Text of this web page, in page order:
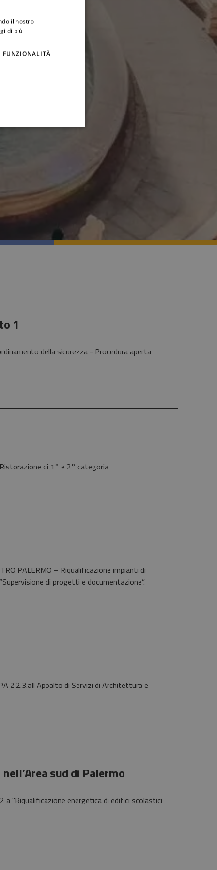
1
della sicurezza - Procedura aperta
di 1° e 2° categoria
PALERMO – Riqualificazione impianti di
di progetti e documentazione”.
2.2.3.aIl Appalto di Servizi di Architettura e
sud di Palermo
a "Riqualificazione energetica di edifici scolastici
il nostro
di più
FUNZIONALITÀ